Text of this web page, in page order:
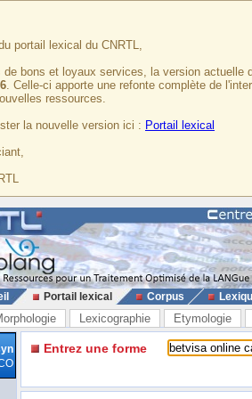
portail lexical du CNRTL,
bons et loyaux services, la version actuelle
. Celle-ci apporte une refonte complète de
ressources.
la nouvelle version ici : Portail lexical
Portail lexical Corpus
Lexicographie Etymologie
Entrez une forme